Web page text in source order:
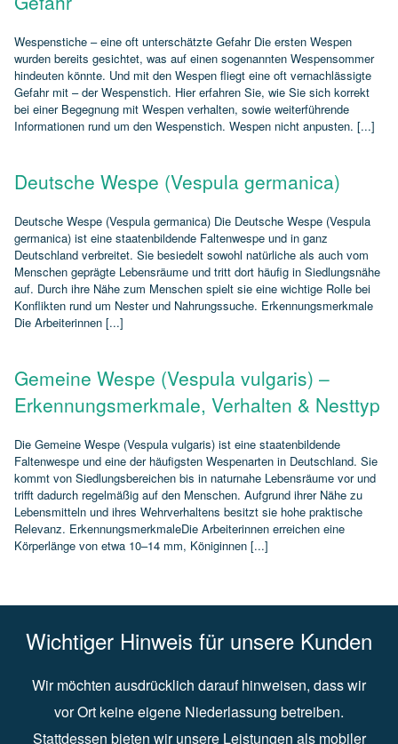
Wespenstiche – eine oft unterschätzte Gefahr Die ersten Wespen
wurden bereits gesichtet, was auf einen sogenannten Wespensommer
hindeuten könnte. Und mit den Wespen fliegt eine oft vernachlässigte
Gefahr mit – der Wespenstich. Hier erfahren Sie, wie Sie sich korrekt
bei einer Begegnung mit Wespen verhalten, sowie weiterführende
Informationen rund um den Wespenstich. Wespen nicht anpusten. [...]
Deutsche Wespe (Vespula germanica)
Deutsche Wespe (Vespula germanica) Die Deutsche Wespe (Vespula
germanica) ist eine staatenbildende Faltenwespe und in ganz
Deutschland verbreitet. Sie besiedelt sowohl natürliche als auch vom
Menschen geprägte Lebensräume und tritt dort häufig in Siedlungsnähe
auf. Durch ihre Nähe zum Menschen spielt sie eine wichtige Rolle bei
Konflikten rund um Nester und Nahrungssuche. Erkennungsmerkmale
Die Arbeiterinnen [...]
Gemeine Wespe (Vespula vulgaris) –
Erkennungsmerkmale, Verhalten & Nesttyp
Die Gemeine Wespe (Vespula vulgaris) ist eine staatenbildende
Faltenwespe und eine der häufigsten Wespenarten in Deutschland. Sie
kommt von Siedlungsbereichen bis in naturnahe Lebensräume vor und
trifft dadurch regelmäßig auf den Menschen. Aufgrund ihrer Nähe zu
Lebensmitteln und ihres Wehrverhaltens besitzt sie hohe praktische
Relevanz. ErkennungsmerkmaleDie Arbeiterinnen erreichen eine
Körperlänge von etwa 10–14 mm, Königinnen [...]
Wichtiger Hinweis für unsere Kunden
Wir möchten ausdrücklich darauf hinweisen, dass wir
vor Ort keine eigene Niederlassung betreiben.
Stattdessen bieten wir unsere Leistungen als mobiler